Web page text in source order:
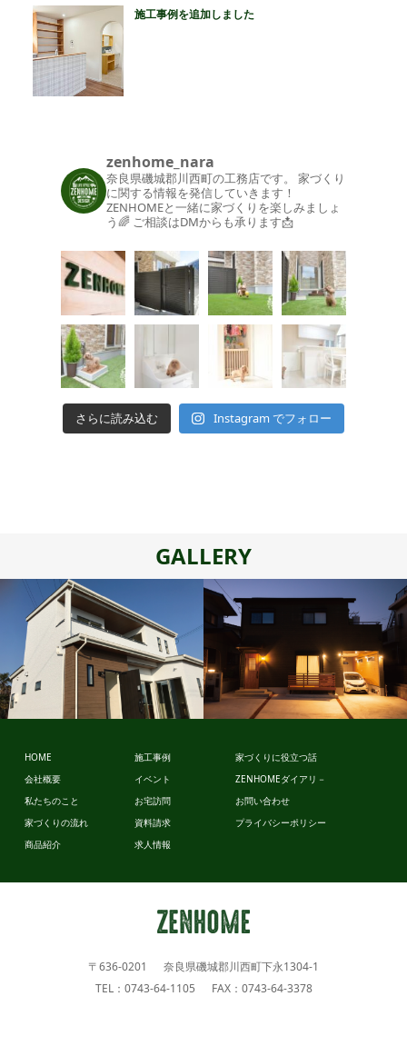
施工事例を追加しました
zenhome_nara
奈良県磯城郡川西町の工務店です。
家づくり
に関する情報を発信していきます！
ZENHOMEと一緒に家づくりを楽しみましょ
う🌈 ご相談はDMからも承ります📩
さらに読み込む Instagram でフォロー
GALLERY
ビュッフェ
スタイル
ビュッフェ
HOME
会社概要
私たちのこと
家づくりの流れ
商品紹介
施工事例
イベント
お宅訪問
資料請求
求人情報
家づくりに役立つ話
ZENHOMEダイアリ－
お問い合わせ
プライバシーポリシー
〒636-0201 奈良県磯城郡川西町下永1304-1
TEL：0743-64-1105 FAX：0743-64-3378